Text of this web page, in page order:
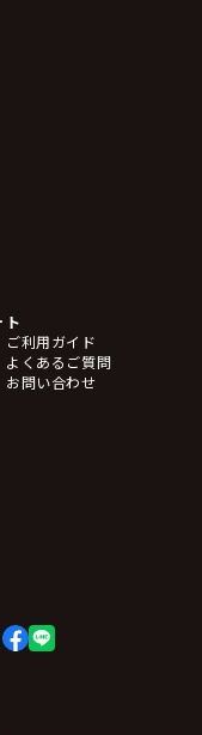
ト
ご利用ガイド
よくあるご質問
お問い合わせ
X
(Twitter)
Facebook
LINE